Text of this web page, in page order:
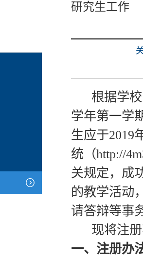
研究生工作
根据学校
学年第一学
生应于2019
统（http://
关规定，成
的教学活动
请答辩等事
现将注册
一、注册办